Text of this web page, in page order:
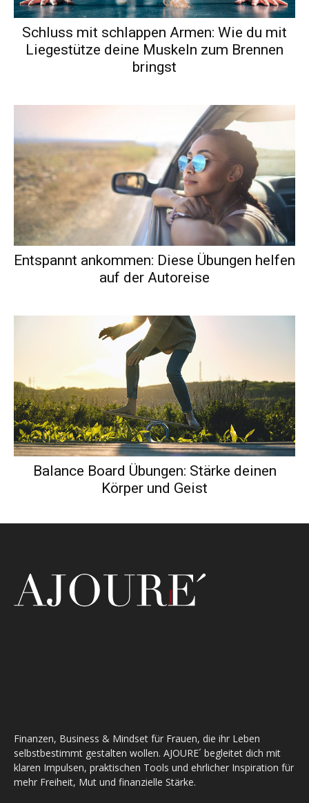
Schluss mit schlappen Armen: Wie du mit
Liegestütze deine Muskeln zum Brennen
bringst
Entspannt ankommen: Diese Übungen helfen
auf der Autoreise
Balance Board Übungen: Stärke deinen
Körper und Geist
Finanzen, Business & Mindset für Frauen, die ihr Leben
selbstbestimmt gestalten wollen. AJOURE´ begleitet dich mit
klaren Impulsen, praktischen Tools und ehrlicher Inspiration für
mehr Freiheit, Mut und finanzielle Stärke.